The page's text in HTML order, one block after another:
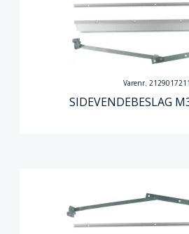
Varenr. 2129017211
SIDEVENDEBESLAG